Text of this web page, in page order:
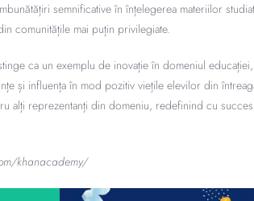
semnificative în înțelegerea materiilor
comunitățile mai puțin privilegiate.
ca un exemplu de inovație în domeniul
și influența în mod pozitiv viețile elevilor din
alți reprezentanți din domeniu, redefinind cu
khanacademy/